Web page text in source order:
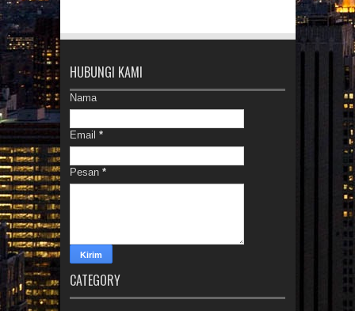
HUBUNGI KAMI
Nama
Email *
Pesan *
CATEGORY